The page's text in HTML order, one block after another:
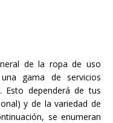
de la ropa de uso
gama de servicios
Esto dependerá de tus
y de la variedad de
se enumeran